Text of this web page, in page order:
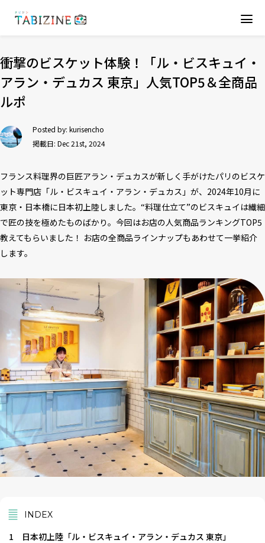
衝撃のビスケット体験！「ル・ビスキュイ・
アラン・デュカス 東京」人気TOP5＆全商品
ルポ
Posted by: kurisencho
掲載日: Dec 21st, 2024
フランス料理界の巨匠アラン・デュカスが新しく手がけたパリのビスケ
ット専門店「ル・ビスキュイ・アラン・デュカス」が、2024年10月に
東京・日本橋に日本初上陸しました。“料理仕立て”のビスキュイは繊細
で匠の技を極めたものばかり。今回はお店の人気商品ランキングTOP5
教えてもらいました！ お店の全商品ラインナップもあわせて一挙紹介
します。
INDEX
1
日本初上陸「ル・ビスキュイ・アラン・デュカス 東京」